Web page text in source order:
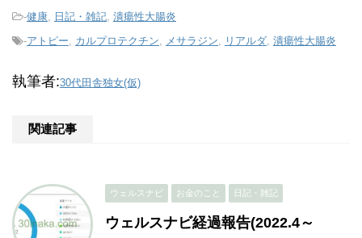
-健康, 日記・雑記, 潰瘍性大腸炎
-アトピー, カルプロテクチン, メサラジン, リアルダ, 潰瘍性大腸炎
執筆者:30代田舎独女(仮)
関連記事
ウェルスナビ お金のこと 日記・雑記
ウェルスナビ経過報告(2022.4～